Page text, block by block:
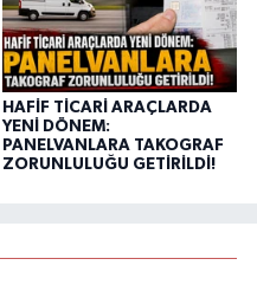
HAFİF TİCARİ ARAÇLARDA
YENİ DÖNEM:
PANELVANLARA TAKOGRAF
ZORUNLULUĞU GETİRİLDİ!